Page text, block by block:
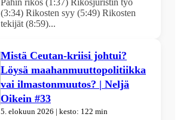
(3:34) Rikosten syy (5:49) Rikosten
tekijät (8:59)...
Mistä Ceutan-kriisi johtui?
Löysä maahanmuuttopolitiikka
vai ilmastonmuutos? | Neljä
Oikein #33
5. elokuun 2026 | kesto: 122 min